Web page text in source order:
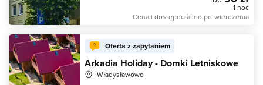
1 noc
Cena i dostępność do potwierdzenia
Oferta z zapytaniem
Arkadia Holiday - Domki Letniskowe
Władysławowo